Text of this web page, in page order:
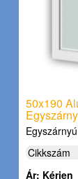
50x190
Cikkszám
Ár: Kérjen